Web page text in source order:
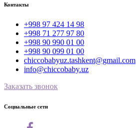
Контакты
+998 97 424 14 98
+998 71 277 97 80
+998 90 990 01 00
+998 90 099 01 00
chiccobabyuz.tashkent@gmail.com
info@chiccobaby.uz
Заказать звонок
Социальные сети